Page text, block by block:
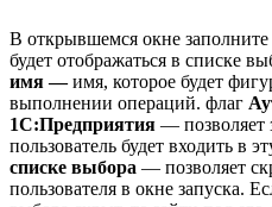
В открывшемся окне заполните
будет отображаться в списке
имя —имя, которое будет
выполнении операций. флаг
1С:Предприятия — позволяет
пользователь будет входить в
списке выбора — позволяет
пользователя в окне запуска.